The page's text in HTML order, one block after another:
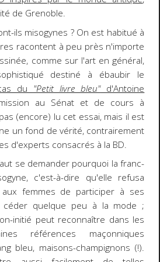
de Grenoble.
ils misogynes ? On est habitué à
racontent à peu près n'importe
comme sur l'art en général,
destiné à ébaubir le
du "Petit livre bleu"d'Antoine
au Sénat et de cours à
(encore) lu cet essai, mais il est
un fond de vérité, contrairement
d'experts consacrés à la BD.
se demander pourquoi la franc-
c'est-à-dire qu'elle refusa
femmes de participer à ses
céder quelque peu à la mode ;
initié peut reconnaître dans les
références maçonniques
bleu, maisons-champignons (!).